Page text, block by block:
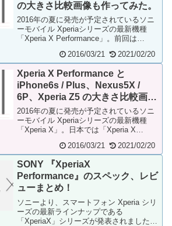
の大きさ比較画像も作ってみた。
2016年の夏に発売が予定されているソニ
ーモバイル Xperiaシリーズの最新機種
「Xperia X Performance」。前回は
2016/03/21 2021/02/20
Xperia X Performance と
iPhone6s / Plus、Nexus5X /
6P、Xperia Z5 の大きさ比較画像
を作ってみた
2016年の夏に発売が予定されているソニ
ーモバイル Xperiaシリーズの最新機種
「Xperia X」。日本では「Xperia X
2016/03/21 2021/02/20
SONY 『XperiaX
Performance』のスペック、レビ
ューまとめ！
ソニーより、スマートフォン Xperia シリ
ーズの最新ラインナップである
「XperiaX」シリーズが発表されました。